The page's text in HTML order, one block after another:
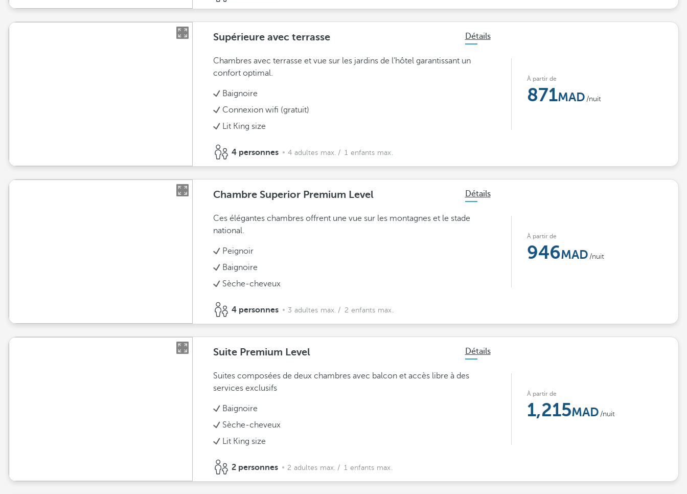
Supérieure avec terrasse Détails
Chambres avec terrasse et vue sur les jardins de l’hôtel garantissant un
confort optimal.
Baignoire
Connexion wifi (gratuit)
Lit King size
4 personnes 4 adultes max. / 1 enfants max.
À partir de
871 /nuit
Chambre Superior Premium Level Détails
Ces élégantes chambres offrent une vue sur les montagnes et le stade
national.
Peignoir
Baignoire
Sèche-cheveux
4 personnes 3 adultes max. / 2 enfants max.
À partir de
946 /nuit
Suite Premium Level Détails
Suites composées de deux chambres avec balcon et accès libre à des
services exclusifs
Baignoire
Sèche-cheveux
Lit King size
2 personnes 2 adultes max. / 1 enfants max.
À partir de
1,215 /nuit